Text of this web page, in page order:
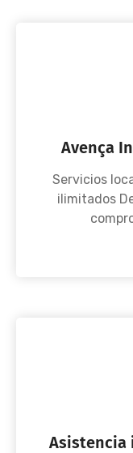
Avença
Servicios
ilimitados
Asistencia